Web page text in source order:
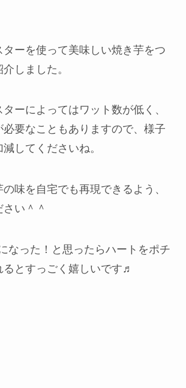
ターを使って美味しい焼き芋をつ
しました。
ーによってはワット数が低く、
必要なこともありますので、様子
してくださいね。
味を自宅でも再現できるよう、
い＾＾
なった！と思ったらハートをポチ
るとすっごく嬉しいです♬